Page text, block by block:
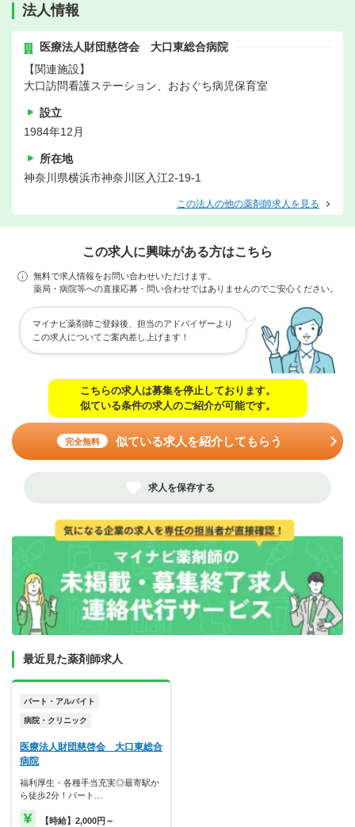
法人情報
医療法人財団慈啓会 大口東総合病院
【関連施設】
大口訪問看護ステーション、おおぐち病児保育室
設立
1984年12月
所在地
神奈川県横浜市神奈川区入江2-19-1
この法人の他の薬剤師求人を見る
この求人に興味がある方はこちら
無料で求人情報をお問い合わせいただけます。
薬局・病院等への直接応募・問い合わせではありませんのでご安心ください。
マイナビ薬剤師ご登録後、担当のアドバイザーより
この求人についてご案内差し上げます！
こちらの求人は募集を停止しております。
似ている条件の求人のご紹介が可能です。
完全無料 似ている求人を紹介してもらう
求人を保存する
最近見た薬剤師求人
パート・アルバイト
病院・クリニック
医療法人財団慈啓会 大口東総合
病院
福利厚生・各種手当充実◎最寄駅か
ら徒歩2分！パート…
【時給】2,000円～